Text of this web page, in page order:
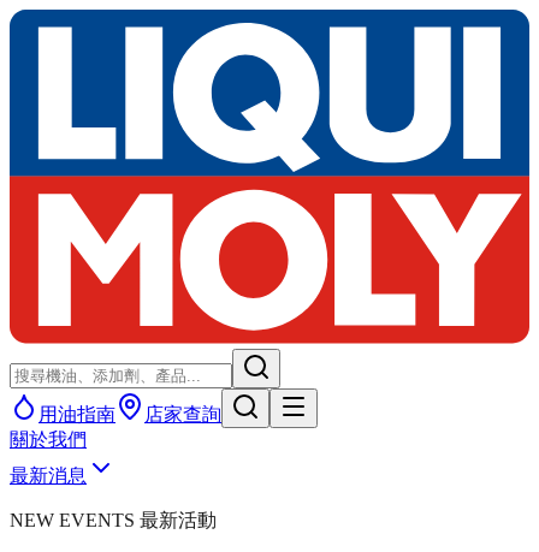
用油指南
店家查詢
關於我們
最新消息
NEW EVENTS 最新活動